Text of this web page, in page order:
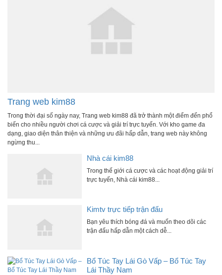
Trang web kim88
Trong thời đại số ngày nay, Trang web kim88 đã trở thành một điểm đến phổ
biến cho nhiều người chơi cá cược và giải trí trực tuyến. Với kho game đa
dạng, giao diện thân thiện và những ưu đãi hấp dẫn, trang web này không
ngừng thu...
Nhà cái kim88
Trong thế giới cá cược và các hoạt động giải trí
trực tuyến, Nhà cái kim88...
Kimtv trực tiếp trận đấu
Bạn yêu thích bóng đá và muốn theo dõi các
trận đấu hấp dẫn một cách dễ...
Bổ Túc Tay Lái Gò Vấp – Bổ Túc Tay
Lái Thầy Nam